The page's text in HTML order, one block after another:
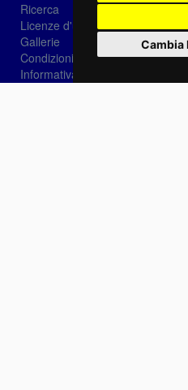
Cambia
Ricerca
Licenze d'utilizzo
Gallerie
Condizioni di vendita
Informativa sui Cookie